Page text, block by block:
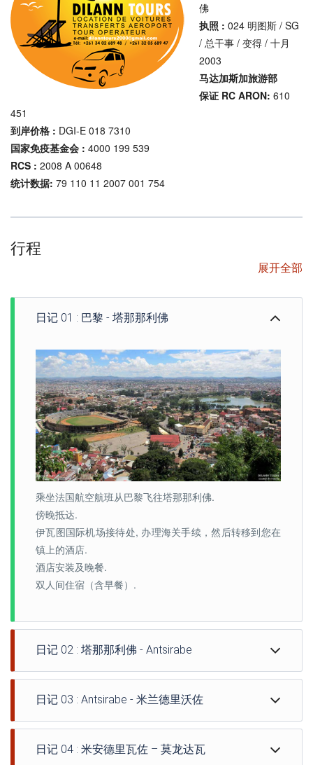
佛
执照 : 024 明图斯 / SG
/ 总干事 / 变得 / 十月
2003
马达加斯加旅游部
保证 RC ARON: 610
451
到岸价格 : DGI-E 018 7310
国家免疫基金会 : 4000 199 539
RCS : 2008 A 00648
统计数据: 79 110 11 2007 001 754
行程
展开全部
日记 01 : 巴黎 - 塔那那利佛
乘坐法国航空航班从巴黎飞往塔那那利佛.
傍晚抵达.
伊瓦图国际机场接待处, 办理海关手续，然后转移到您在
镇上的酒店.
酒店安装及晚餐.
双人间住宿（含早餐）.
日记 02 : 塔那那利佛 - Antsirabe
日记 03 : Antsirabe - 米兰德里沃佐
继续游览水乡.
日记 04 : 米安德里瓦佐 – 莫龙达瓦